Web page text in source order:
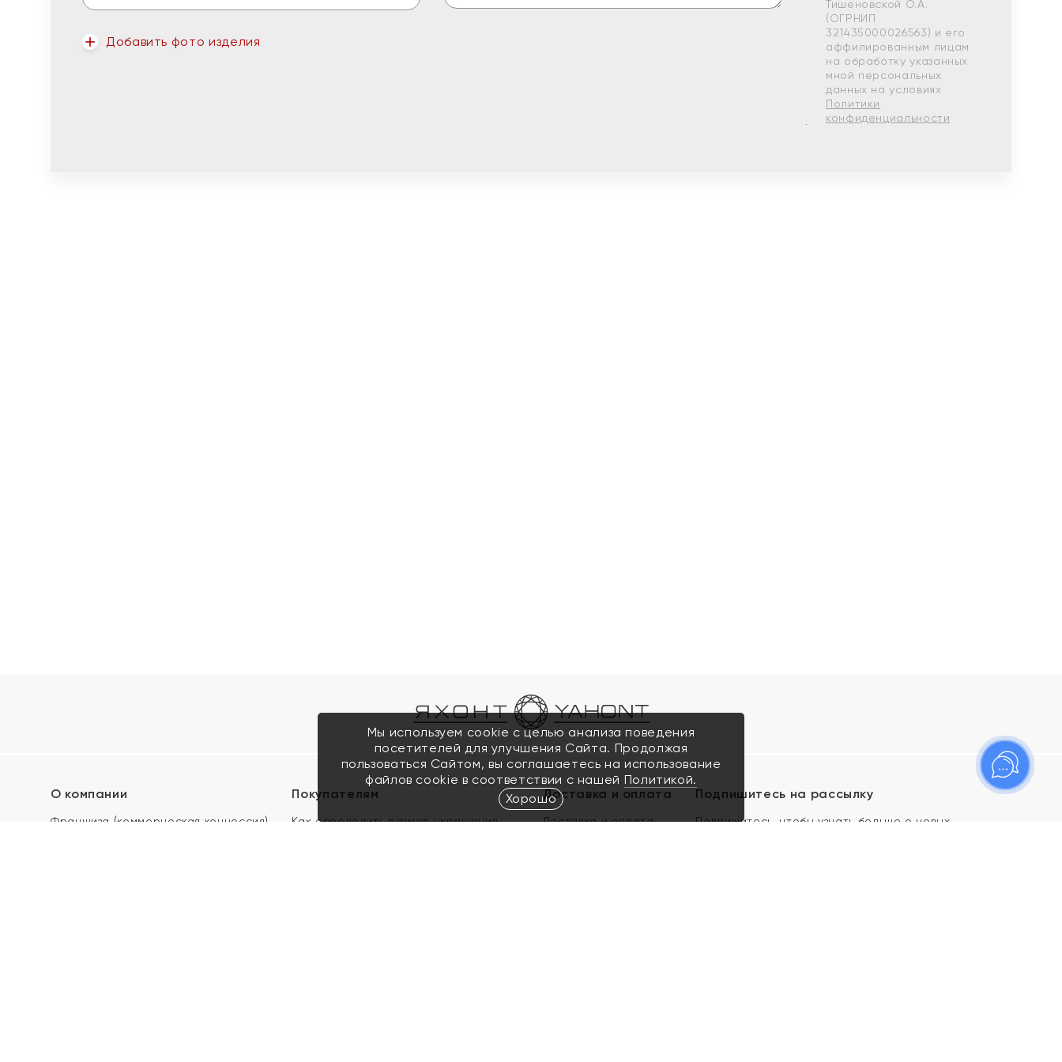
Добавить фото изделия
Тишеновской О.А.
(ОГРНИП
321435000026563) и его
аффилированным лицам
на обработку указанных
мной персональных
данных на условиях
Политики
конфиденциальности
О компании
Франшиза (коммерческая концессия)
Покупателям
Как определить размер украшения
Доставка и оплата
Доставка и оплата
Подпишитесь на рассылку
Подпишитесь, чтобы узнать больше о новых
Мы используем cookie с целью анализа поведения
посетителей для улучшения Сайта. Продолжая
пользоваться Сайтом, вы соглашаетесь на использование
файлов cookie в соответствии с нашей Политикой.
Хорошо